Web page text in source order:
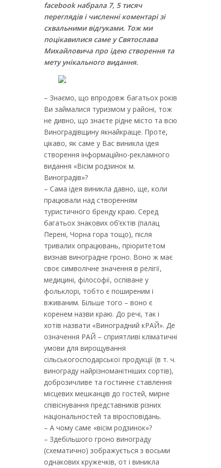
facebook набрала 7, 5 тисяч
переглядів і численні коментарі зі
схвальними відгуками. Тож ми
поцікавилися саме у Святослава
Михайловича про ідею створення та
мету унікального видання.
– Знаємо, що впродовж багатьох років
Ви займалися туризмом у районі, тож
не дивно, що знаєте рідне місто та всю
Виноградівщину якнайкраще. Проте,
цікаво, як саме у Вас виникла ідея
створення інформаційно-рекламного
видання «Вісім родзинок м.
Виноградів»?
– Сама ідея виникла давно, ще, коли
працювали над створенням
туристичного бренду краю. Серед
багатьох знакових об’єктів (палац
Перені, Чорна гора тощо), після
тривалих опрацювань, пріоритетом
визнав виноградне гроно. Воно ж має
своє символічне значення в релігії,
медицині, філософії, оспіване у
фольклорі, тобто є поширеним і
вживаним. Більше того – воно є
коренем назви краю. До речі, так і
хотів назвати «Виноградний кРАЙ». Де
означення РАЙ – сприятливі кліматичні
умови для вирощування
сільськогосподарської продукції (в т. ч.
винограду найрізноманітніших сортів),
доброзичливе та гостинне ставлення
місцевих мешканців до гостей, мирне
співіснування представників різних
національностей та віросповідань.
– А чому саме «вісім родзинок»?
– Здебільшого гроно винограду
(схематично) зображується з восьми
однакових кружечків, от і виникла